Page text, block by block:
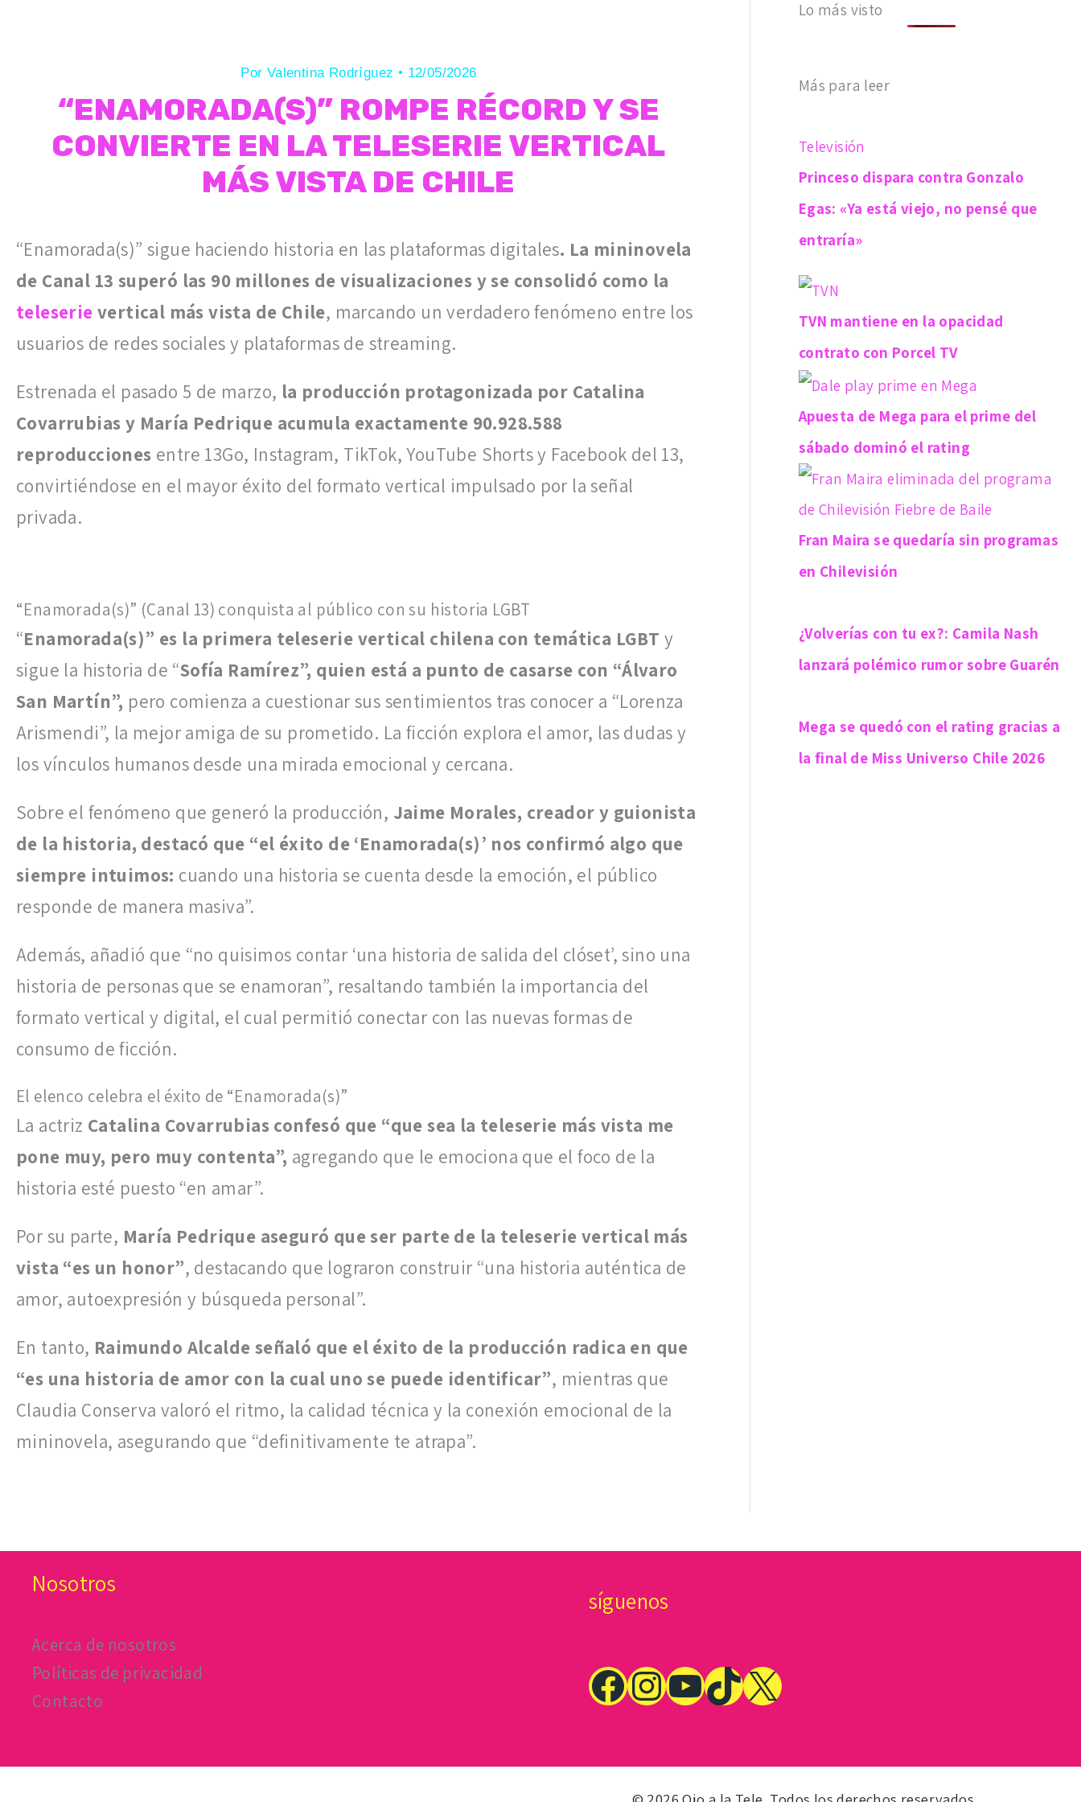
Por Valentina Rodríguez • 12/05/2026
“ENAMORADA(S)” ROMPE RÉCORD Y SE
CONVIERTE EN LA TELESERIE VERTICAL
MÁS VISTA DE CHILE
“Enamorada(s)” sigue haciendo historia en las plataformas digitales. La mininovela
de Canal 13 superó las 90 millones de visualizaciones y se consolidó como la
teleserie vertical más vista de Chile, marcando un verdadero fenómeno entre los
usuarios de redes sociales y plataformas de streaming.
Estrenada el pasado 5 de marzo, la producción protagonizada por Catalina
Covarrubias y María Pedrique acumula exactamente 90.928.588
reproducciones entre 13Go, Instagram, TikTok, YouTube Shorts y Facebook del 13,
convirtiéndose en el mayor éxito del formato vertical impulsado por la señal
privada.
“Enamorada(s)” (Canal 13) conquista al público con su historia LGBT
“Enamorada(s)” es la primera teleserie vertical chilena con temática LGBT y
sigue la historia de “Sofía Ramírez”, quien está a punto de casarse con “Álvaro
San Martín”, pero comienza a cuestionar sus sentimientos tras conocer a “Lorenza
Arismendi”, la mejor amiga de su prometido. La ficción explora el amor, las dudas y
los vínculos humanos desde una mirada emocional y cercana.
Sobre el fenómeno que generó la producción, Jaime Morales, creador y guionista
de la historia, destacó que “el éxito de ‘Enamorada(s)’ nos confirmó algo que
siempre intuimos: cuando una historia se cuenta desde la emoción, el público
responde de manera masiva”.
Además, añadió que “no quisimos contar ‘una historia de salida del clóset’, sino una
historia de personas que se enamoran”, resaltando también la importancia del
formato vertical y digital, el cual permitió conectar con las nuevas formas de
consumo de ficción.
El elenco celebra el éxito de “Enamorada(s)”
La actriz Catalina Covarrubias confesó que “que sea la teleserie más vista me
pone muy, pero muy contenta”, agregando que le emociona que el foco de la
historia esté puesto “en amar”.
Por su parte, María Pedrique aseguró que ser parte de la teleserie vertical más
vista “es un honor”, destacando que lograron construir “una historia auténtica de
amor, autoexpresión y búsqueda personal”.
En tanto, Raimundo Alcalde señaló que el éxito de la producción radica en que
“es una historia de amor con la cual uno se puede identificar”, mientras que
Claudia Conserva valoró el ritmo, la calidad técnica y la conexión emocional de la
mininovela, asegurando que “definitivamente te atrapa”.
Lo más visto
Más para leer
Televisión
Princeso dispara contra Gonzalo
Egas: «Ya está viejo, no pensé que
entraría»
TVN mantiene en la opacidad
contrato con Porcel TV
Apuesta de Mega para el prime del
sábado dominó el rating
Fran Maira se quedaría sin programas
en Chilevisión
¿Volverías con tu ex?: Camila Nash
lanzará polémico rumor sobre Guarén
Mega se quedó con el rating gracias a
la final de Miss Universo Chile 2026
Nosotros
Acerca de nosotros
Políticas de privacidad
Contacto
síguenos